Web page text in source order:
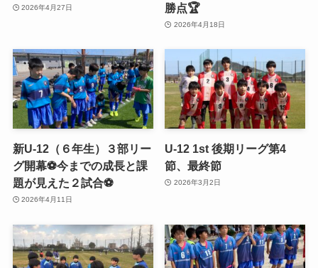
2026年4月27日 勝点🏆
2026年4月18日
新U-12（６年生）３部リー
グ開幕⚽️今までの成長と課
題が見えた２試合⚽️
2026年4月11日
U-12 1st 後期リーグ第4
節、最終節
2026年3月2日